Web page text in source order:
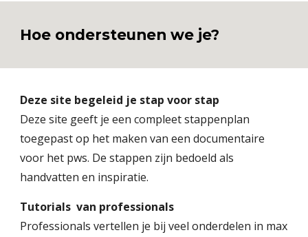
Hoe ondersteunen we je?
Deze site begeleid je stap voor stap
Deze site geeft je een compleet stappenplan
toegepast op het maken van een documentaire
voor het pws. De stappen zijn bedoeld als
handvatten en inspiratie.
Tutorials van professionals
Professionals vertellen je bij veel onderdelen in max